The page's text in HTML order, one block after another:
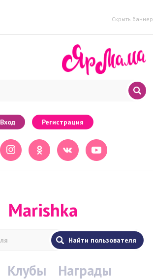
Скрыть баннер
Вход Регистрация
Marishka
Клубы
Награды